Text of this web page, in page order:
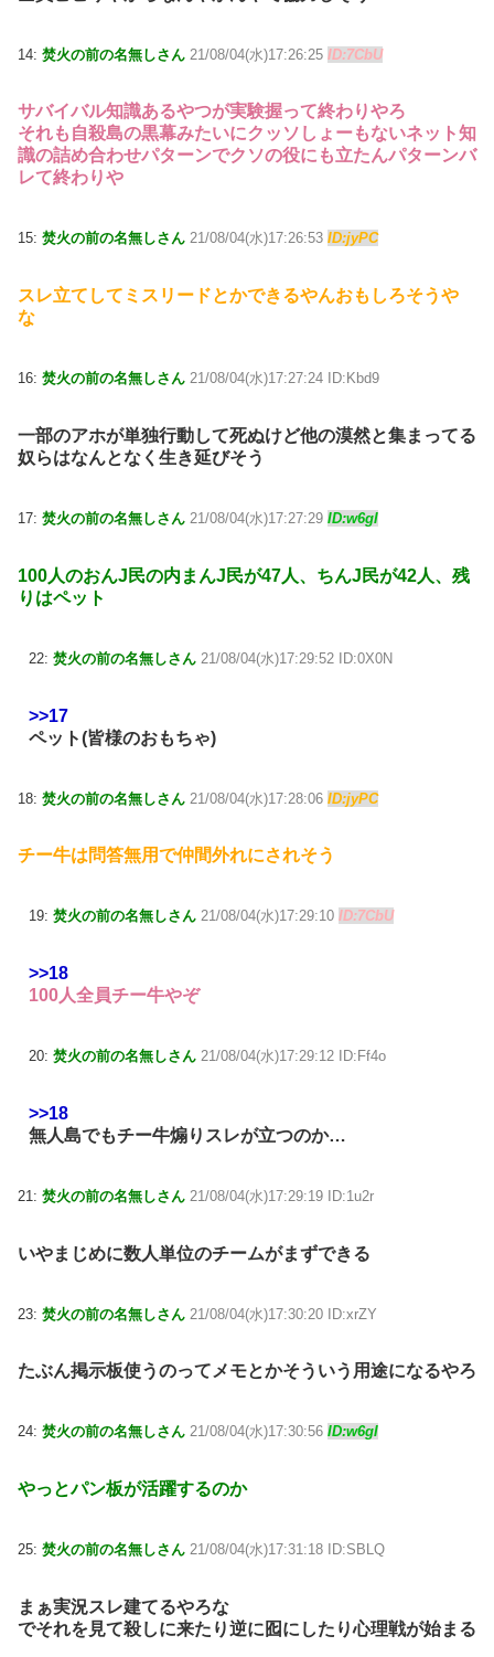
14: 焚火の前の名無しさん 21/08/04(水)17:26:25 ID:7CbU
サバイバル知識あるやつが実験握って終わりやろ
それも自殺島の黒幕みたいにクッソしょーもないネット知
識の詰め合わせパターンでクソの役にも立たんパターンバ
レて終わりや
15: 焚火の前の名無しさん 21/08/04(水)17:26:53 ID:jyPC
スレ立てしてミスリードとかできるやんおもしろそうや
な
16: 焚火の前の名無しさん 21/08/04(水)17:27:24 ID:Kbd9
一部のアホが単独行動して死ぬけど他の漠然と集まってる
奴らはなんとなく生き延びそう
17: 焚火の前の名無しさん 21/08/04(水)17:27:29 ID:w6gI
100人のおんJ民の内まんJ民が47人、ちんJ民が42人、残
りはペット
22: 焚火の前の名無しさん 21/08/04(水)17:29:52 ID:0X0N
>>17
ペット(皆様のおもちゃ)
18: 焚火の前の名無しさん 21/08/04(水)17:28:06 ID:jyPC
チー牛は問答無用で仲間外れにされそう
19: 焚火の前の名無しさん 21/08/04(水)17:29:10 ID:7CbU
>>18
100人全員チー牛やぞ
20: 焚火の前の名無しさん 21/08/04(水)17:29:12 ID:Ff4o
>>18
無人島でもチー牛煽りスレが立つのか…
21: 焚火の前の名無しさん 21/08/04(水)17:29:19 ID:1u2r
いやまじめに数人単位のチームがまずできる
23: 焚火の前の名無しさん 21/08/04(水)17:30:20 ID:xrZY
たぶん掲示板使うのってメモとかそういう用途になるやろ
24: 焚火の前の名無しさん 21/08/04(水)17:30:56 ID:w6gI
やっとパン板が活躍するのか
25: 焚火の前の名無しさん 21/08/04(水)17:31:18 ID:SBLQ
まぁ実況スレ建てるやろな
でそれを見て殺しに来たり逆に囮にしたり心理戦が始まる